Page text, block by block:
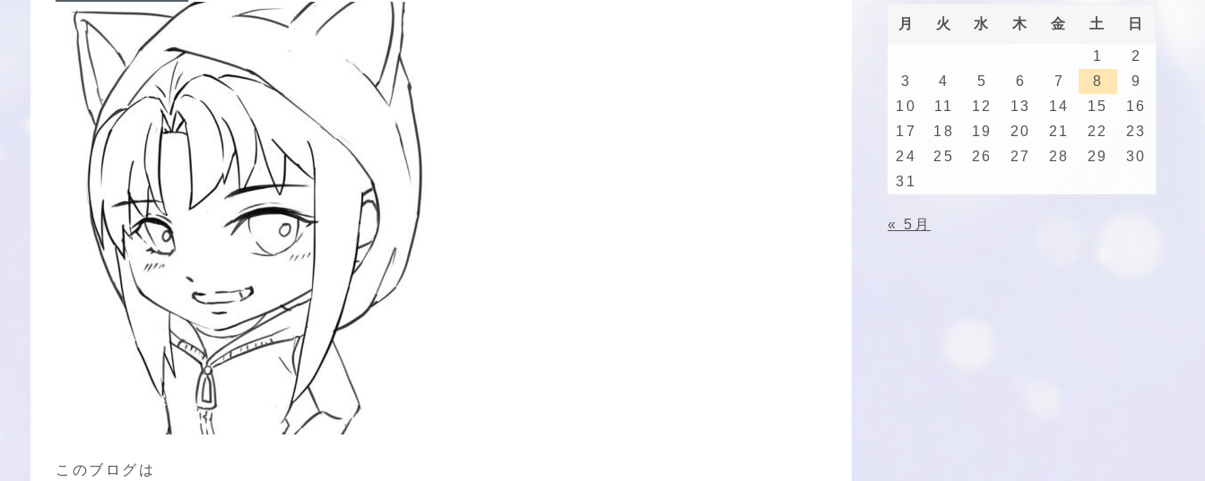
このブログは
月 火 水 木 金 土 日
1
2
3
4 5 6 7 8
9
10
11 12 13 14 15
16
17
18 19 20 21 22
23
24
25 26 27 28 29
30
31
« 5月